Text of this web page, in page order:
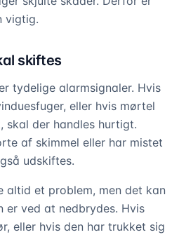
vigtig.
skiftes
tydelige alarmsignaler. Hvis
eller hvis mørtel
der handles hurtigt.
af skimmel eller har mistet
udskiftes.
altid et problem, men det kan
er ved at nedbrydes. Hvis
eller hvis den har trukket sig